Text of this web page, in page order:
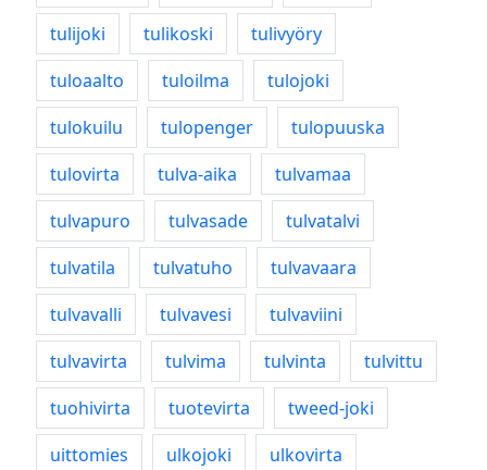
tulijoki
tulikoski
tulivyöry
tuloaalto
tuloilma
tulojoki
tulokuilu
tulopenger
tulopuuska
tulovirta
tulva-aika
tulvamaa
tulvapuro
tulvasade
tulvatalvi
tulvatila
tulvatuho
tulvavaara
tulvavalli
tulvavesi
tulvaviini
tulvavirta
tulvima tulvinta
tulvittu
tuohivirta
tuotevirta
tweed-joki
uittomies
ulkojoki
ulkovirta